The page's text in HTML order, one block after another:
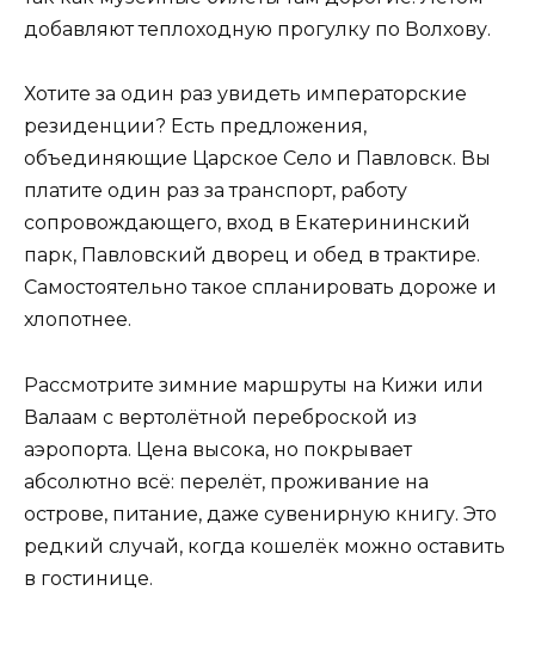
добавляют теплоходную прогулку по Волхову.
Хотите за один раз увидеть императорские
резиденции? Есть предложения,
объединяющие Царское Село и Павловск. Вы
платите один раз за транспорт, работу
сопровождающего, вход в Екатерининский
парк, Павловский дворец и обед в трактире.
Самостоятельно такое спланировать дороже и
хлопотнее.
Рассмотрите зимние маршруты на Кижи или
Валаам с вертолётной переброской из
аэропорта. Цена высока, но покрывает
абсолютно всё: перелёт, проживание на
острове, питание, даже сувенирную книгу. Это
редкий случай, когда кошелёк можно оставить
в гостинице.